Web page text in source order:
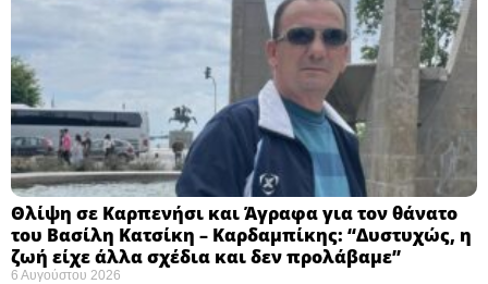
Θλίψη σε Καρπενήσι και Άγραφα για τον θάνατο
του Βασίλη Κατσίκη – Καρδαμπίκης: “Δυστυχώς, η
ζωή είχε άλλα σχέδια και δεν προλάβαμε”
6 Αυγούστου 2026